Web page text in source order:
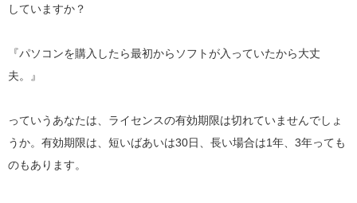
していますか？
『パソコンを購入したら最初からソフトが入っていたから大丈
夫。』
っていうあなたは、ライセンスの有効期限は切れていませんでしょ
うか。有効期限は、短いばあいは30日、長い場合は1年、3年っても
のもあります。